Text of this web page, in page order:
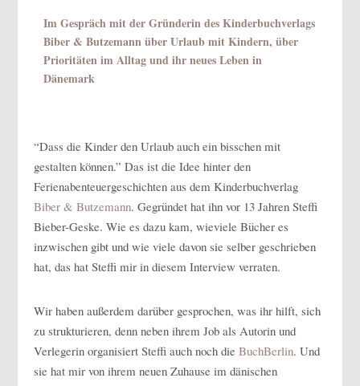
Im Gespräch mit der Gründerin des Kinderbuchverlags
Biber & Butzemann über Urlaub mit Kindern, über
Prioritäten im Alltag und ihr neues Leben in
Dänemark
“Dass die Kinder den Urlaub auch ein bisschen mit
gestalten können.” Das ist die Idee hinter den
Ferienabenteuergeschichten aus dem Kinderbuchverlag
Biber & Butzemann. Gegründet hat ihn vor 13 Jahren Steffi
Bieber-Geske. Wie es dazu kam, wieviele Bücher es
inzwischen gibt und wie viele davon sie selber geschrieben
hat, das hat Steffi mir in diesem Interview verraten.
Wir haben außerdem darüber gesprochen, was ihr hilft, sich
zu strukturieren, denn neben ihrem Job als Autorin und
Verlegerin organisiert Steffi auch noch dieBuchBerlin. Und
sie hat mir von ihrem neuen Zuhause im dänischen